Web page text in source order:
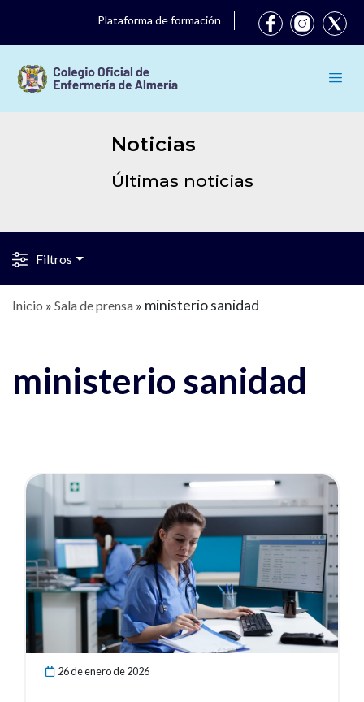
Plataforma de formación
Noticias
Últimas noticias
Filtros
Inicio » Sala de prensa » ministerio sanidad
ministerio sanidad
26 de enero de 2026
Ver noticia